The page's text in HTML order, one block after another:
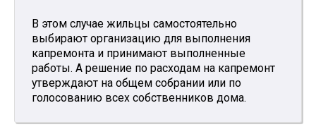
В этом случае жильцы самостоятельно
выбирают организацию для выполнения
капремонта и принимают выполненные
работы. А решение по расходам на капремонт
утверждают на общем собрании или по
голосованию всех собственников дома.